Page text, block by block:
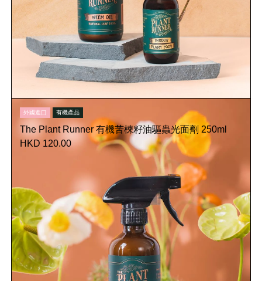
外國進口 有機產品
The Plant Runner 有機苦楝籽油驅蟲光面劑 250ml
HKD 120.00